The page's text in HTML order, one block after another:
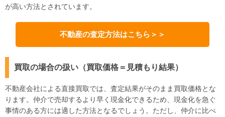
が高い方法とされています。
不動産の査定方法はこちら＞＞
買取の場合の扱い（買取価格＝見積もり結果）
不動産会社による直接買取では、査定結果がそのまま買取価格とな
ります。仲介で売却するより早く現金化できるため、現金化を急ぐ
事情のある方には適した方法となるでしょう。ただし、仲介に比べ